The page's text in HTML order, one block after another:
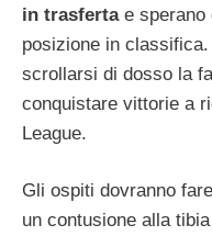
in trasfertae sperano
posizione in
scrollarsi di dosso la
conquistare vittorie a
League.
Gli ospiti dovranno
un contusione alla